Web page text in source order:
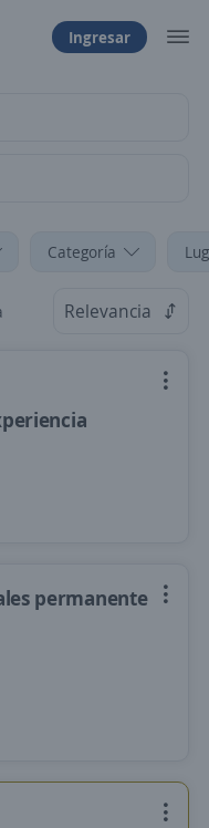
Ingresar
Categoría
Relevancia
permanente